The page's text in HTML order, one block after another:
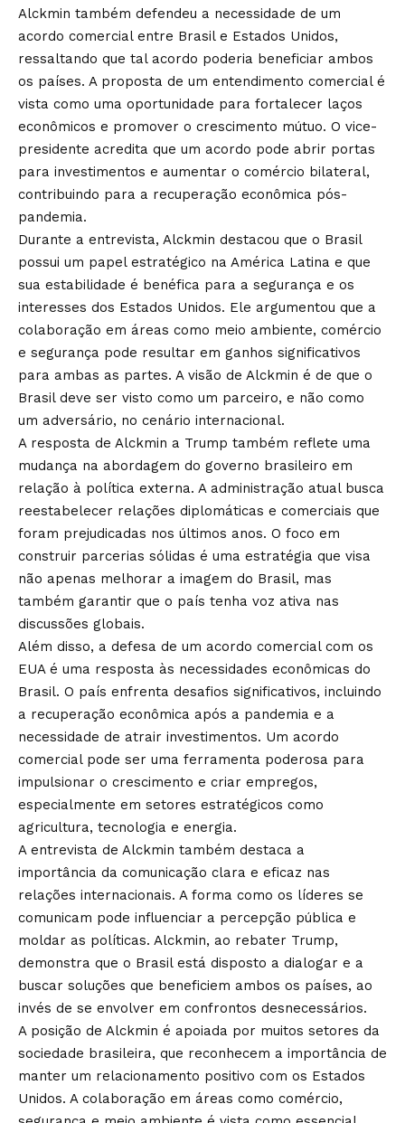
Alckmin também defendeu a necessidade de um
acordo comercial entre Brasil e Estados Unidos,
ressaltando que tal acordo poderia beneficiar ambos
os países. A proposta de um entendimento comercial é
vista como uma oportunidade para fortalecer laços
econômicos e promover o crescimento mútuo. O vice-
presidente acredita que um acordo pode abrir portas
para investimentos e aumentar o comércio bilateral,
contribuindo para a recuperação econômica pós-
pandemia.
Durante a entrevista, Alckmin destacou que o Brasil
possui um papel estratégico na América Latina e que
sua estabilidade é benéfica para a segurança e os
interesses dos Estados Unidos. Ele argumentou que a
colaboração em áreas como meio ambiente, comércio
e segurança pode resultar em ganhos significativos
para ambas as partes. A visão de Alckmin é de que o
Brasil deve ser visto como um parceiro, e não como
um adversário, no cenário internacional.
A resposta de Alckmin a Trump também reflete uma
mudança na abordagem do governo brasileiro em
relação à política externa. A administração atual busca
reestabelecer relações diplomáticas e comerciais que
foram prejudicadas nos últimos anos. O foco em
construir parcerias sólidas é uma estratégia que visa
não apenas melhorar a imagem do Brasil, mas
também garantir que o país tenha voz ativa nas
discussões globais.
Além disso, a defesa de um acordo comercial com os
EUA é uma resposta às necessidades econômicas do
Brasil. O país enfrenta desafios significativos, incluindo
a recuperação econômica após a pandemia e a
necessidade de atrair investimentos. Um acordo
comercial pode ser uma ferramenta poderosa para
impulsionar o crescimento e criar empregos,
especialmente em setores estratégicos como
agricultura, tecnologia e energia.
A entrevista de Alckmin também destaca a
importância da comunicação clara e eficaz nas
relações internacionais. A forma como os líderes se
comunicam pode influenciar a percepção pública e
moldar as políticas. Alckmin, ao rebater Trump,
demonstra que o Brasil está disposto a dialogar e a
buscar soluções que beneficiem ambos os países, ao
invés de se envolver em confrontos desnecessários.
A posição de Alckmin é apoiada por muitos setores da
sociedade brasileira, que reconhecem a importância de
manter um relacionamento positivo com os Estados
Unidos. A colaboração em áreas como comércio,